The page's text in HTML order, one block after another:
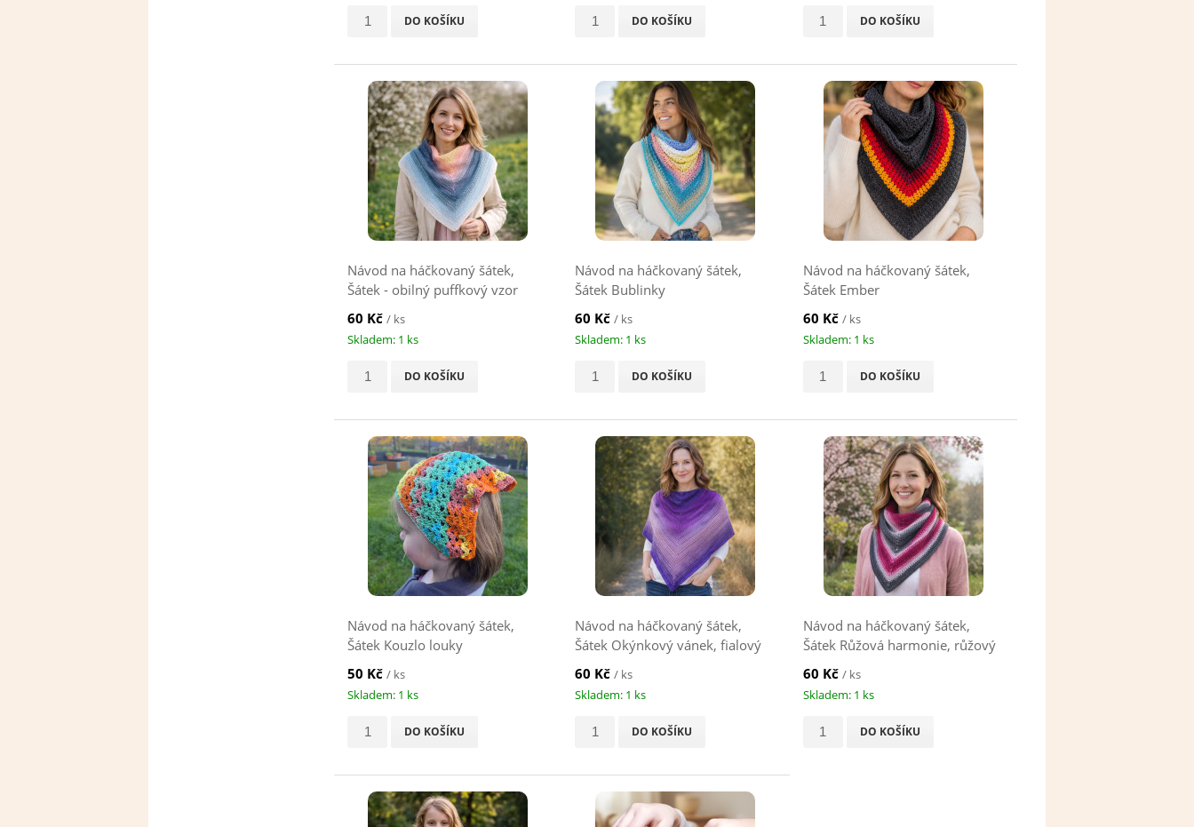
DO KOŠÍKU DO KOŠÍKU DO KOŠÍKU
Návod na háčkovaný šátek,
Šátek - obilný puffkový vzor
60 Kč / ks
Skladem: 1 ks
DO KOŠÍKU
Návod na háčkovaný šátek,
Šátek Bublinky
60 Kč/ ks
Skladem: 1 ks
DO KOŠÍKU
Návod na háčkovaný šátek,
Šátek Ember
60 Kč / ks
Skladem: 1 ks
DO KOŠÍKU
Návod na háčkovaný šátek,
Šátek Kouzlo louky
50 Kč / ks
Skladem: 1 ks
DO KOŠÍKU
Návod na háčkovaný šátek,
Šátek Okýnkový vánek, fialový
60 Kč/ ks
Skladem: 1 ks
DO KOŠÍKU
Návod na háčkovaný šátek,
Šátek Růžová harmonie, růžový
60 Kč / ks
Skladem: 1 ks
DO KOŠÍKU